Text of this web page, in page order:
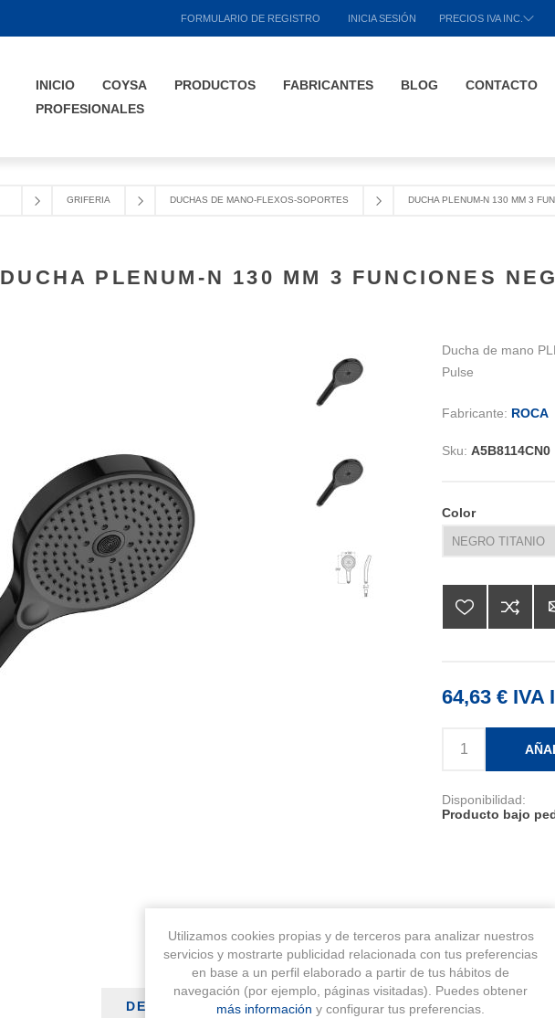
FORMULARIO DE REGISTRO INICIA SESIÓN PRECIOS IVA INC.
INICIO COYSA PRODUCTOS FABRICANTES BLOG CONTACTO
PROFESIONALES
GRIFERIA DUCHAS DE MANO-FLEXOS-SOPORTES DUCHA PLENUM-N 130 MM 3
DUCHA PLENUM-N 130 MM 3 FUNCIONES
Ducha de mano
Pulse
Fabricante: ROCA
Sku: A5B8114CN0
Color
64,63 € IVA
Disponibilidad:
Producto bajo
DESCRIPCIÓN DESCARGABLES
Utilizamos cookies propias y de terceros para analizar nuestros
servicios y mostrarte publicidad relacionada con tus preferencias
en base a un perfil elaborado a partir de tus hábitos de
navegación (por ejemplo, páginas visitadas). Puedes obtener
más información y configurar tus preferencias.